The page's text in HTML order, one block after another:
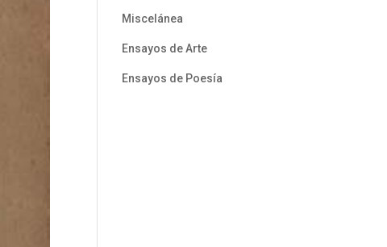
Miscelánea
Ensayos de Arte
Ensayos de Poesía